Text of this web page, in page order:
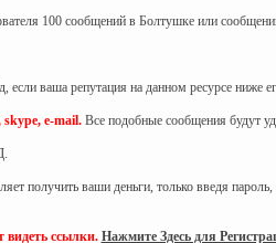
100 сообщений в Болтушке или
ваша репутация на данном ресурсе ниже
e-mail.Все подобные сообщения будут
получить ваши деньги, только введя
видеть ссылки. Нажмите Здесь для